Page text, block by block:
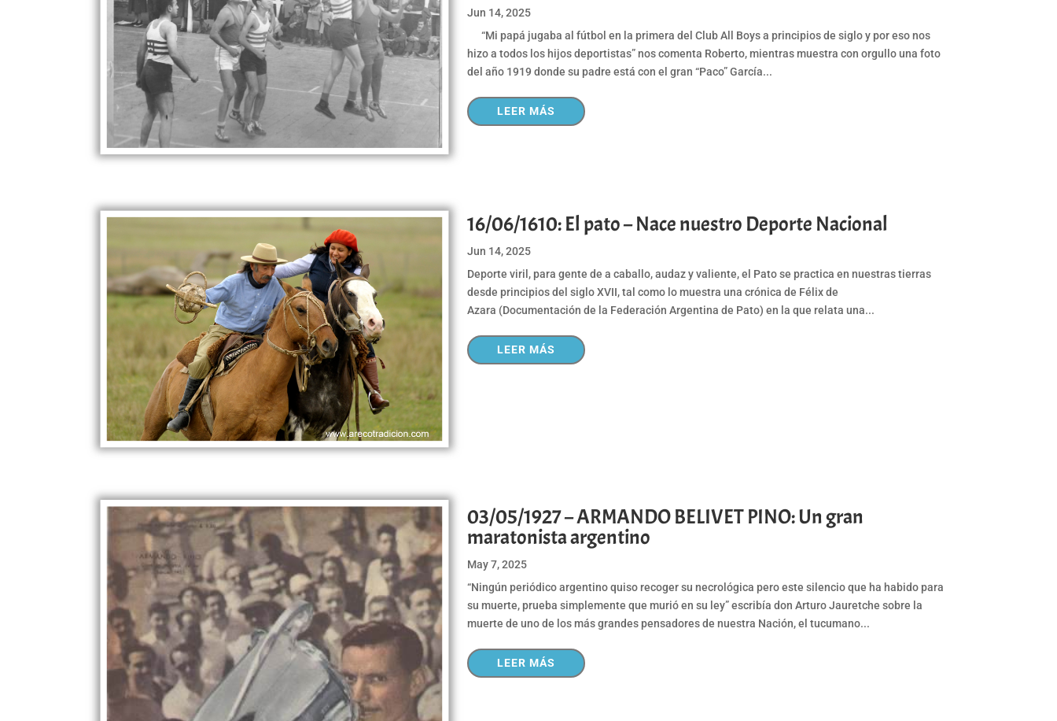
Jun 14, 2025
“Mi papá jugaba al fútbol en la primera del Club All Boys a principios de siglo y por eso nos
hizo a todos los hijos deportistas” nos comenta Roberto, mientras muestra con orgullo una foto
del año 1919 donde su padre está con el gran “Paco” García...
LEER MÁS
16/06/1610: El pato – Nace nuestro Deporte Nacional
Jun 14, 2025
Deporte viril, para gente de a caballo, audaz y valiente, el Pato se practica en nuestras tierras
desde principios del siglo XVII, tal como lo muestra una crónica de Félix de
Azara (Documentación de la Federación Argentina de Pato) en la que relata una...
LEER MÁS
03/05/1927 – ARMANDO BELIVET PINO: Un gran
maratonista argentino
May 7, 2025
“Ningún periódico argentino quiso recoger su necrológica pero este silencio que ha habido para
su muerte, prueba simplemente que murió en su ley” escribía don Arturo Jauretche sobre la
muerte de uno de los más grandes pensadores de nuestra Nación, el tucumano...
LEER MÁS